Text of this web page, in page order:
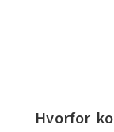
Hvorfor